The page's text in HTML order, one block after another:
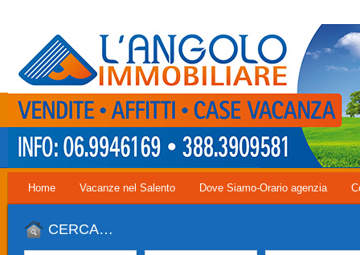
Home Vacanze nel Salento Dove Siamo-Orario agenzia
CERCA…